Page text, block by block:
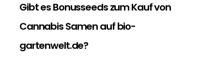
Gibt es Bonusseeds zum Kauf von
Cannabis Samen auf bio-
gartenwelt.de?